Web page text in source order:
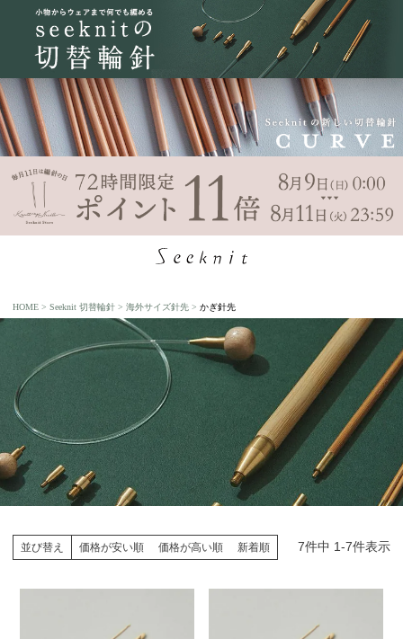
HOME Seeknit 切替輪針 海外サイズ針先 かぎ針先
並び替え 価格が安い順 価格が高い順 新着順 7件中 1-7件表示